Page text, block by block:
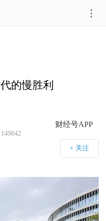
的慢胜利
财经号APP
149042